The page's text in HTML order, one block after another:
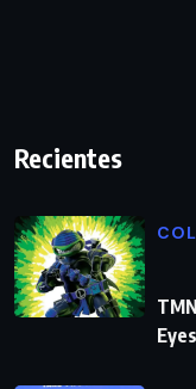
Recientes
Eyes